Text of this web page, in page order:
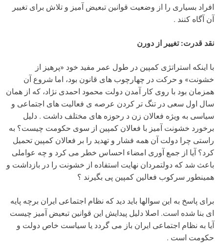
افراد بسیاری را از وضعیت قوانین تبعیض آمیز و تلاش برای تغییر
آن آگاه کنند .
نقد قدرت: تغییر از دورن
با اینکه استراتژی کمپین در طول عمر مفید خود «پرهیز از
خشونت» و حرکت در چهارچوب های قانون بود، اما شروع آن
همزمان بود با روی کار آمدن دولت محمود احمدی نژاد، که از همان
سال اول سعی در تنگ تر کردن عرصه ی فعالیت های اجتماعی و
سیاسی به ویژه فعالان زن د رحوزه های مختلف داشت . دلیل
برخورد خشونت آمیز با فعالان کمپین از سوی حکومت چیست؟ به
راستی چرا دولت آن همه فشار و تهدید را بر فعالان کمپین تحمیل
کرد؟ آیا از جمع آوری امضاء احساس خطر می کرد و چه عواملی
باعث شد که دولتمردان نهایت استفاده از خشونت را در بازداشت و
همینطور سرکوب فعالین کمپین پی بگیرند ؟
برای پاسخ به این سوالها باید دید که نظام اجتماعی ایران برچه پایه
ای بنا شده است. اصلا دلیل پیدایش این قوانین تبعیض آمیز چیست
آیا به نظام اجتماعی ایران باز می گردد یا سیاست خاص دولت و
حکومت است .